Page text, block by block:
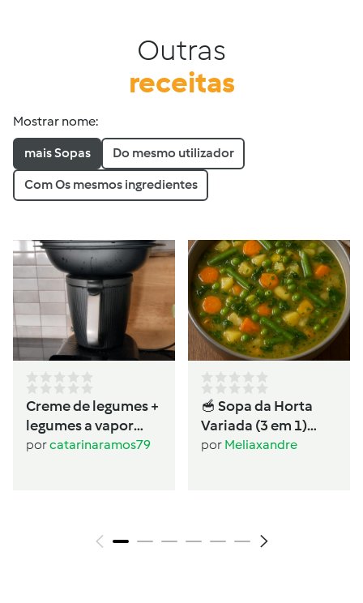
Outras
receitas
Mostrar nome:
mais Sopas Do mesmo utilizador
Com Os mesmos ingredientes
Creme de legumes +
legumes a vapor
(dietas)
porcatarinaramos79
🥣 Sopa da Horta
Variada (3 em 1)
Ingredientes
por Meliaxandre